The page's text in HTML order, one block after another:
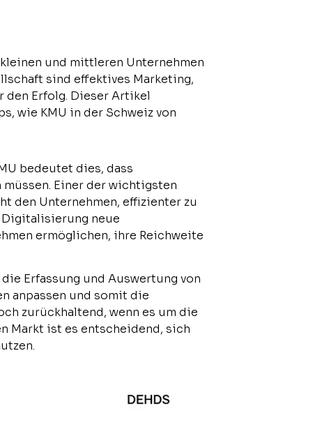
und mittleren Unternehmen
sind effektives Marketing,
den Erfolg. Dieser Artikel
wie KMU in der Schweiz von
bedeutet dies, dass
Einer der wichtigsten
den Unternehmen, effizienter zu
neue
ermöglichen, ihre Reichweite
Erfassung und Auswertung von
anpassen und somit die
zurückhaltend, wenn es um die
Markt ist es entscheidend, sich